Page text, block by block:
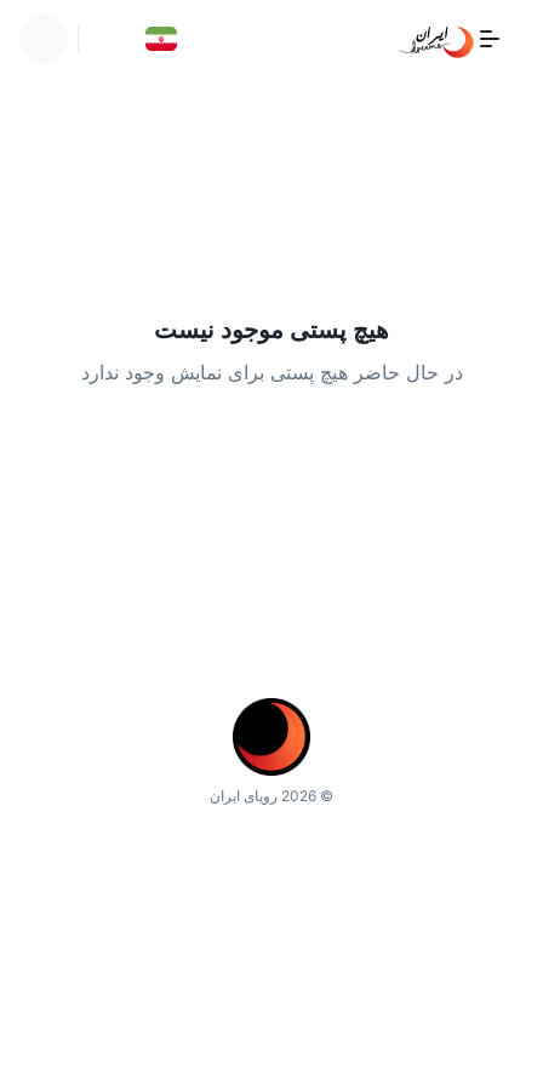
هیچ پستی موجود نیست
در حال حاضر هیچ پستی برای نمایش وجود ندارد
© 2026 رویای ایران